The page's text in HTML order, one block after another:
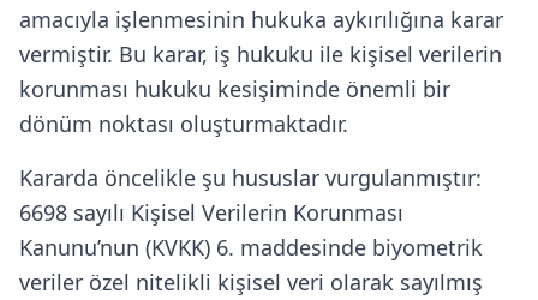
amacıyla işlenmesinin hukuka aykırılığına karar
vermiştir. Bu karar, iş hukuku ile kişisel verilerin
korunması hukuku kesişiminde önemli bir
dönüm noktası oluşturmaktadır.
Kararda öncelikle şu hususlar vurgulanmıştır:
6698 sayılı Kişisel Verilerin Korunması
Kanunu’nun (KVKK) 6. maddesinde biyometrik
veriler özel nitelikli kişisel veri olarak sayılmış